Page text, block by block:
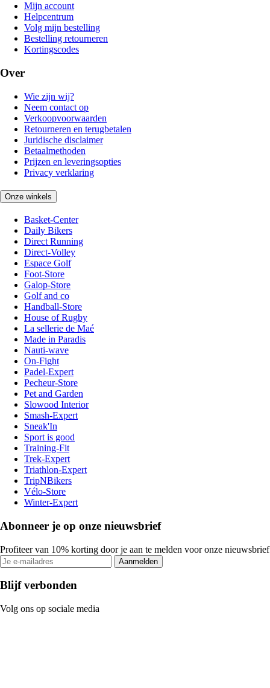
Mijn account
Helpcentrum
Volg mijn bestelling
Bestelling retourneren
Kortingscodes
Over
Wie zijn wij?
Neem contact op
Verkoopvoorwaarden
Retourneren en terugbetalen
Juridische disclaimer
Betaalmethoden
Prijzen en leveringsopties
Privacy verklaring
Onze winkels
Basket-Center
Daily Bikers
Direct Running
Direct-Volley
Espace Golf
Foot-Store
Galop-Store
Golf and co
Handball-Store
House of Rugby
La sellerie de Maé
Made in Paradis
Nauti-wave
On-Fight
Padel-Expert
Pecheur-Store
Pet and Garden
Slowood Interior
Smash-Expert
Sneak'In
Sport is good
Training-Fit
Trek-Expert
Triathlon-Expert
TripNBikers
Vélo-Store
Winter-Expert
Abonneer je op onze nieuwsbrief
Profiteer van 10% korting door je aan te melden voor onze nieuwsbrief
Aanmelden
Blijf verbonden
Volg ons op sociale media